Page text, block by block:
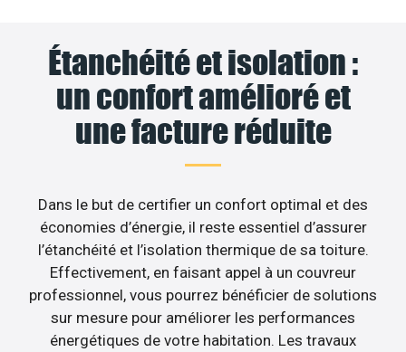
Étanchéité et isolation :
un confort amélioré et
une facture réduite
Dans le but de certifier un confort optimal et des
économies d’énergie, il reste essentiel d’assurer
l’étanchéité et l’isolation thermique de sa toiture.
Effectivement, en faisant appel à un couvreur
professionnel, vous pourrez bénéficier de solutions
sur mesure pour améliorer les performances
énergétiques de votre habitation. Les travaux